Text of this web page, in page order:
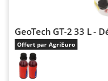
Rover Pompe
Royal Food
Ryobi
GeoTech GT-2 33 L -
Offert par AgriEuro